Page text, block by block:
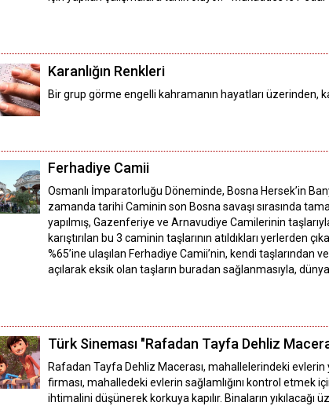
Karanlığın Renkleri
Bir grup görme engelli kahramanın hayatları üzerinden,
Ferhadiye Camii
Osmanlı İmparatorluğu Döneminde, Bosna Hersek’in
zamanda tarihi Caminin son Bosna savaşı sırasında
yapılmış, Gazenferiye ve Arnavudiye Camilerinin
karıştırılan bu 3 caminin taşlarının atıldıkları yerlerden
%65’ine ulaşılan Ferhadiye Camii’nin, kendi taşlarından
açılarak eksik olan taşların buradan sağlanmasıyla,
Türk Sineması "Rafadan Tayfa Dehliz
Rafadan Tayfa Dehliz Macerası, mahallelerindeki
firması, mahalledeki evlerin sağlamlığını kontrol etmek
ihtimalini düşünerek korkuya kapılır. Binaların